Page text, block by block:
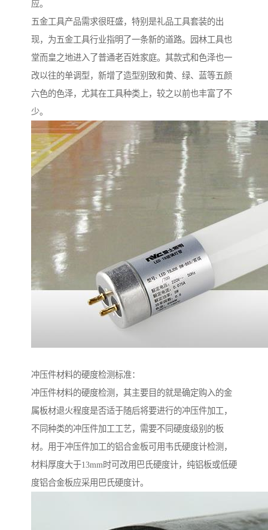
应。
五金工具产品需求很旺盛，特别是礼品工具套装的出
现，为五金工具行业指明了一条新的道路。园林工具也
堂而皇之地进入了普通老百姓家庭。其款式和色泽也一
改以往的单调型，新增了造型别致和黄、绿、蓝等五颜
六色的色泽，尤其在工具种类上，较之以前也丰富了不
少。
冲压件材料的硬度检测标准：
冲压件材料的硬度检测，其主要目的就是确定购入的金
属板材退火程度是否适于随后将要进行的冲压件加工，
不同种类的冲压件加工工艺，需要不同硬度级别的板
材。用于冲压件加工的铝合金板可用韦氏硬度计检测，
材料厚度大于13mm时可改用巴氏硬度计，纯铝板或低硬
度铝合金板应采用巴氏硬度计。